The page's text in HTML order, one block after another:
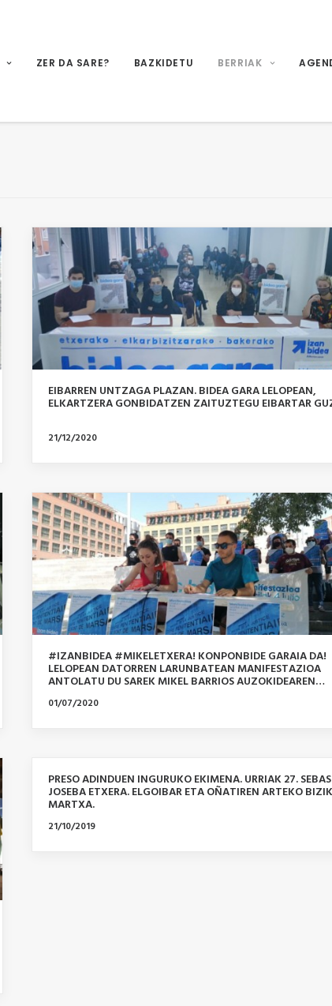
ZER DA SARE? BAZKIDETU BERRIAK
EIBARREN UNTZAGA PLAZAN. BIDEA GARA LELOPEAN,
ELKARTZERA GONBIDATZEN ZAITUZTEGU EIBARTAR
21/12/2020
#IZANBIDEA #MIKELETXERA! KONPONBIDE GARAIA DA!
LELOPEAN DATORREN LARUNBATEAN MANIFESTAZIOA
ANTOLATU DU SAREK MIKEL BARRIOS AUZOKIDEAREN
01/07/2020
PRESO ADINDUEN INGURUKO EKIMENA. URRIAK 27.
JOSEBA ETXERA. ELGOIBAR ETA OÑATIREN ARTEKO
MARTXA.
21/10/2019